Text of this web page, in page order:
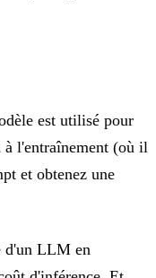
est utilisé pour
à l'entraînement (où il
et obtenez une
d'un LLM en